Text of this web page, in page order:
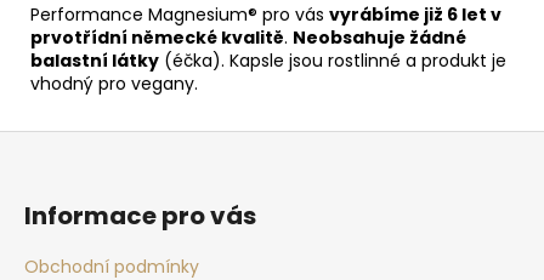
Performance Magnesium® pro vás vyrábíme již 6 let v
prvotřídní německé kvalitě. Neobsahuje žádné
balastní látky (éčka). Kapsle jsou rostlinné a produkt je
vhodný pro vegany.
Z
Informace pro vás
Obchodní podmínky